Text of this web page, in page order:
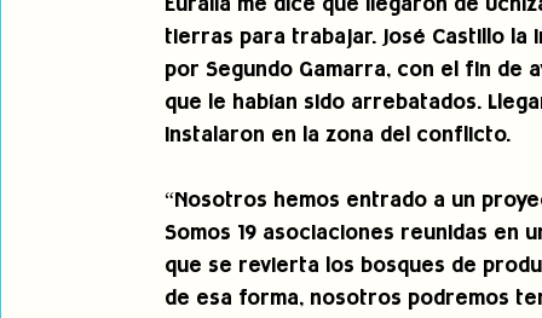
Euralia me dice que llegaron de
tierras para trabajar. José Castillo
por Segundo Gamarra, con el fin
que le habían sido arrebatados.
instalaron en la zona del conflicto.
“Nosotros hemos entrado a un
Somos 19 asociaciones reunidas
que se revierta los bosques de
de esa forma, nosotros podremos